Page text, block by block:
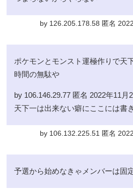
by 126.205.178.58 匿名
ポケモンとモンスト運極作りで天
時間の無駄や
by 106.146.29.77 匿名 2022年11月
天下一は出来ない癖にここには書
by 106.132.225.51 匿名
予選から始めなきゃメンバーは固